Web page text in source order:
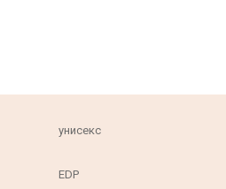
унисекс
EDP